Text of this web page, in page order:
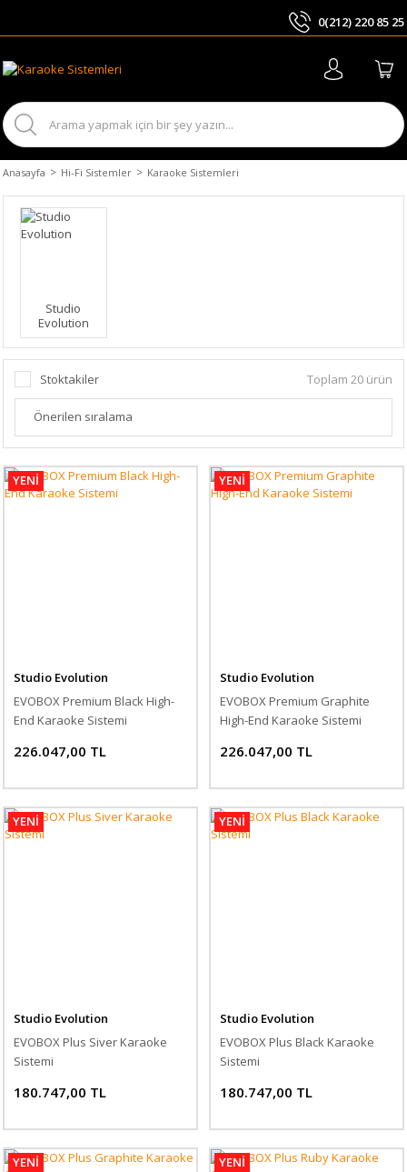
0(212) 220 85 25
Anasayfa Hi-Fi Sistemler Karaoke Sistemleri
Studio
Evolution
Stoktakiler Toplam 20 ürün
YENİ
Studio Evolution
EVOBOX Premium Black High-
End Karaoke Sistemi
226.047,00 TL
YENİ
Studio Evolution
EVOBOX Premium Graphite
High-End Karaoke Sistemi
226.047,00 TL
YENİ
Studio Evolution
EVOBOX Plus Siver Karaoke
Sistemi
180.747,00 TL
YENİ
Studio Evolution
EVOBOX Plus Black Karaoke
Sistemi
180.747,00 TL
YENİ YENİ